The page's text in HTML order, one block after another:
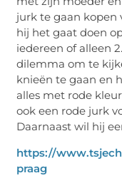
jurk te gaan kopen
hij het gaat doen
iedereen of alleen
dilemma om te
knieën te gaan en
alles met rode
ook een rode jurk
Daarnaast wil hij
https://
praag